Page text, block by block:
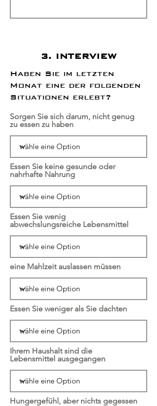
3. INTERVIEW
Haben Sie im letzten
Monat eine der folgenden
Situationen erlebt?
Sorgen Sie sich darum, nicht genug
zu essen zu haben
Essen Sie keine gesunde oder
nahrhafte Nahrung
Essen Sie wenig
abwechslungsreiche Lebensmittel
eine Mahlzeit auslassen müssen
Essen Sie weniger als Sie dachten
Ihrem Haushalt sind die
Lebensmittel ausgegangen
Hungergefühl, aber nichts gegessen